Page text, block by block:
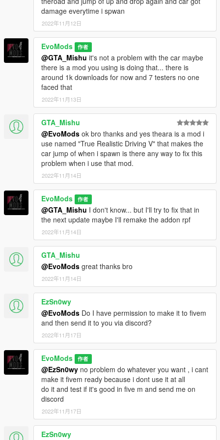
damage everytime i spwan
2022年11月12日
EvoMods 作者
@GTA_Mishu it's not a problem with the car maybe
there is a mod you using is doing that... there is
around 1k downloads for now and 7 testers no one
faced that
2022年11月13日
GTA_Mishu
@EvoMods ok bro thanks and yes theara is a mod i
use named "True Realistic Driving V" that makes the
car jump of when i spawn is there any way to fix this
problem when i use that mod.
2022年11月14日
EvoMods 作者
@GTA_Mishu I don't know... but I'll try to fix that in
the next update maybe I'll remake the addon rpf
2022年11月14日
GTA_Mishu
@EvoMods great thanks bro
2022年11月14日
EzSn0wy
@EvoMods Do I have permission to make it to fivem
and then send it to you via discord?
2022年11月17日
EvoMods 作者
@EzSn0wy no problem do whatever you want , i cant
make it fivem ready because i dont use it at all
do it and test if it's good in five m and send me on
discord
2022年11月17日
EzSn0wy